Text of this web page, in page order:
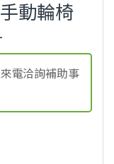
動輪椅
電洽詢補助事